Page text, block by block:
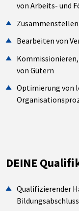
von Arbeits- und
Bearbeiten von
Kommissionieren,
von Gütern
Optimierung von
DEINE
Qualifizierender
Bildungsabschluss